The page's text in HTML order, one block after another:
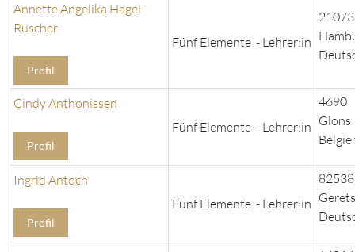
Annette Angelika Hagel-
Ruscher
Profil
Fünf Elemente - Lehrer:in
21073
Cindy Anthonissen
Profil
Fünf Elemente - Lehrer:in
4690
Glons
Ingrid Antoch
Profil
Fünf Elemente - Lehrer:in
82538